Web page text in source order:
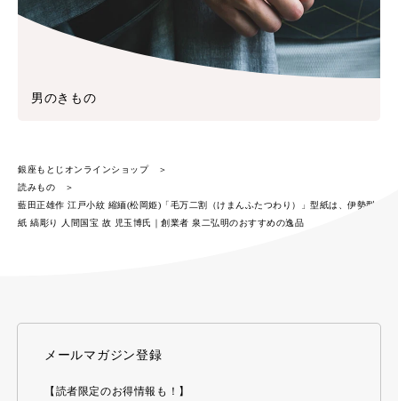
男のきもの
銀座もとじオンラインショップ
読みもの
藍田正雄作 江戸小紋 縮緬(松岡姫)「毛万二割（けまんふたつわり）」型紙は、伊勢型
紙 縞彫り 人間国宝 故 児玉博氏｜創業者 泉二弘明のおすすめの逸品
メールマガジン登録
【読者限定のお得情報も！】